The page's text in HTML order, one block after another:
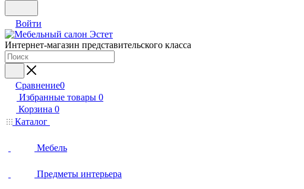
Войти
Интернет-магазин представительского класса
Сравнение0
Избранные товары 0
Корзина 0
Каталог
Мебель
Предметы интерьера